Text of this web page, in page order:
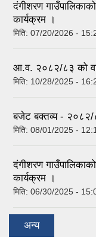
दंगीशरण
कार्यक्रम ।
मिति: 07/20/2026 -
आ.व. २०८२/८३ को
मिति: 10/28/2025 -
बजेट बक्तव्य - २०८२/
मिति: 08/01/2025 -
दंगीशरण
कार्यक्रम ।
मिति: 06/30/2025 -
अन्य